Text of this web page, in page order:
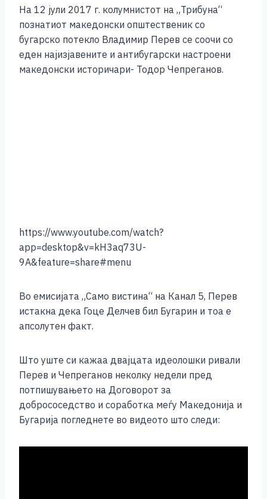
c
e
b
o
ss
e
n
g
tt
er
at
s
A
p
er ai
l
p
y
Li
n
e
На 12 јули 2017 г. колумнистот на „Трибуна“
познатиот македонски општественик со
бугарско потекло Владимир Перев се соочи со
еден најизјавените и антибугарски настроени
македонски историчари- Тодор Чепреганов.
https://www.youtube.com/watch?
app=desktop&v=kH3aq73U-
9A&feature=share#menu
Во емисијата „Само вистина“ на Канал 5, Перев
истакна дека Гоце Делчев бил Бугарин и тоа е
апсолутен факт.
Што уште си кажаа двајцата идеолошки ривали
Перев и Чепреганов неколку недели пред
потпишувањето на Договорот за
добрососедство и соработка меѓу Македонија и
Бугарија погледнете во видеото што следи: